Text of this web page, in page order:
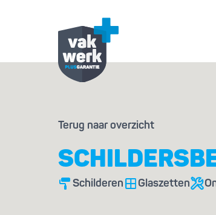
Terug naar overzicht
Schilderen Glaszetten